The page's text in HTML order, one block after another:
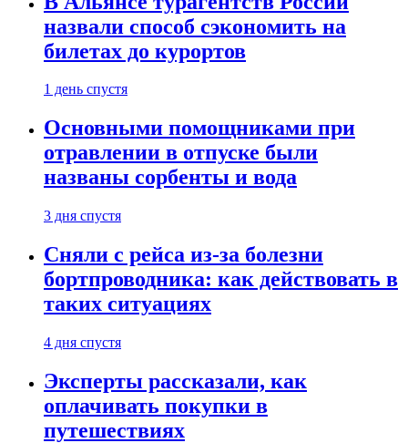
назвали способ сэкономить на
билетах до курортов
1 день спустя
Основными помощниками при
отравлении в отпуске были
названы сорбенты и вода
3 дня спустя
Сняли с рейса из-за болезни
бортпроводника: как действовать в
таких ситуациях
4 дня спустя
Эксперты рассказали, как
оплачивать покупки в
путешествиях